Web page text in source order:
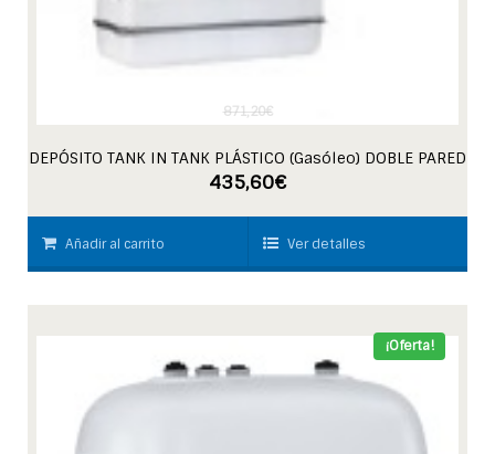
DEPÓSITO TANK IN TANK PLÁSTICO (Gasóleo) DOBLE PARED
871,20€
435,60€
Añadir al carrito Ver detalles
¡Oferta!